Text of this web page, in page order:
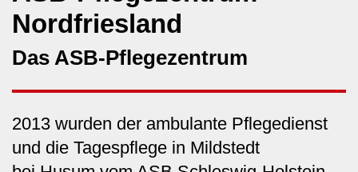
Nordfriesland
Das ASB-Pflegezentrum
2013 wurden der ambulante Pflegedienst
und die Tagespflege in Mildstedt